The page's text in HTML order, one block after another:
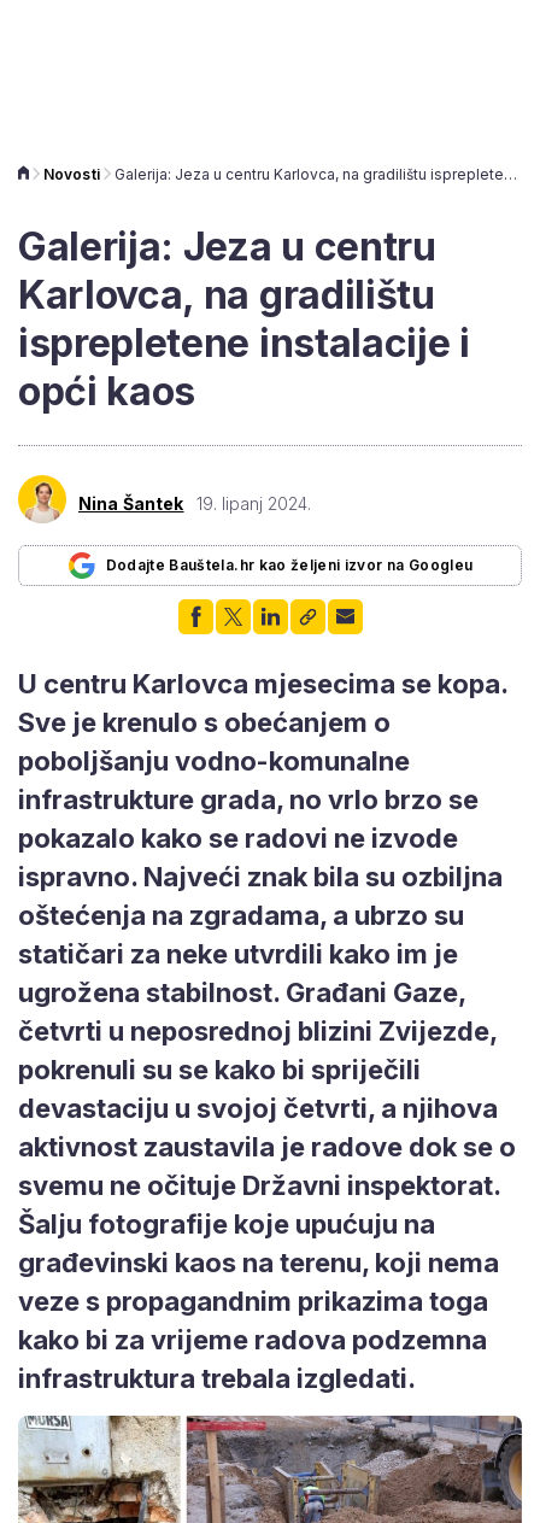
Novosti Galerija: Jeza u centru Karlovca, na gradilištu isprepletene instalacije i opći kaos
Galerija: Jeza u centru
Karlovca, na gradilištu
isprepletene instalacije i
opći kaos
Nina Šantek 19. lipanj 2024.
Dodajte Bauštela.hr kao željeni izvor na Googleu
U centru Karlovca mjesecima se kopa.
Sve je krenulo s obećanjem o
poboljšanju vodno-komunalne
infrastrukture grada, no vrlo brzo se
pokazalo kako se radovi ne izvode
ispravno. Najveći znak bila su ozbiljna
oštećenja na zgradama, a ubrzo su
statičari za neke utvrdili kako im je
ugrožena stabilnost. Građani Gaze,
četvrti u neposrednoj blizini Zvijezde,
pokrenuli su se kako bi spriječili
devastaciju u svojoj četvrti, a njihova
aktivnost zaustavila je radove dok se o
svemu ne očituje Državni inspektorat.
Šalju fotografije koje upućuju na
građevinski kaos na terenu, koji nema
veze s propagandnim prikazima toga
kako bi za vrijeme radova podzemna
infrastruktura trebala izgledati.